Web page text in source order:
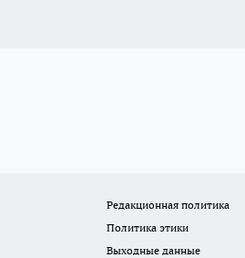
Редакционная политика
Политика этики
Выходные данные